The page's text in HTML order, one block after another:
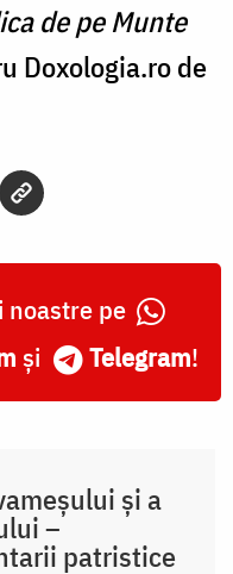
de pe Munte
Doxologia.ro de
pe
și Telegram!
și a
–
patristice